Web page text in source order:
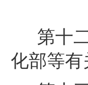
第十
化部等